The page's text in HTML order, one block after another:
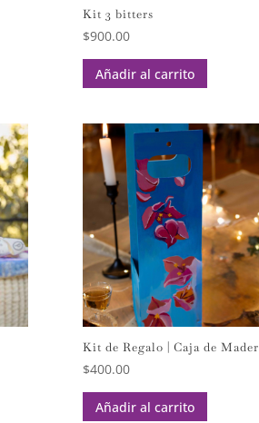
Kit 3 bitters
$900.00
Añadir al carrito
Kit de Regalo | Caja de
$400.00
Añadir al carrito